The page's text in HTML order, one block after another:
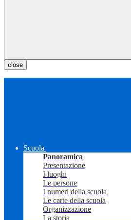
close
Scuola
Panoramica
Presentazione
I luoghi
Le persone
I numeri della scuola
Le carte della scuola
Organizzazione
La storia